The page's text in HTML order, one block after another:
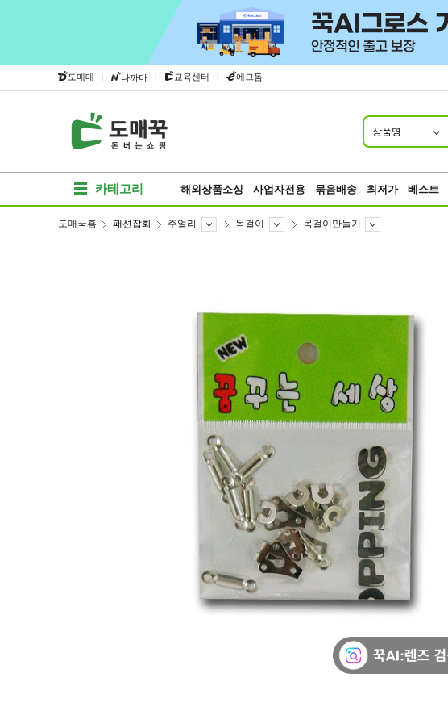
도매매 | 나까마 | 교육센터 | 에그돔
상품명
카테고리 해외상품소싱 사업자전용 묶음배송 최저가 베스트
도매꾹홈 패션잡화 주얼리 목걸이 목걸이만들기